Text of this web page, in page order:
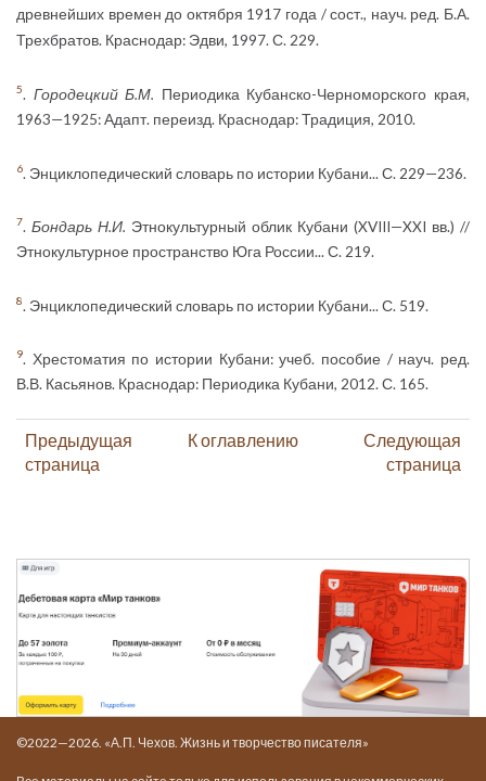
древнейших времен до октября 1917 года / сост., науч. ред. Б.А.
Трехбратов. Краснодар: Эдви, 1997. С. 229.
5. Городецкий Б.М. Периодика Кубанско-Черноморского края,
1963—1925: Адапт. переизд. Краснодар: Традиция, 2010.
6. Энциклопедический словарь по истории Кубани... С. 229—236.
7. Бондарь Н.И. Этнокультурный облик Кубани (XVIII—XXI вв.) //
Этнокультурное пространство Юга России... С. 219.
8 . Энциклопедический словарь по истории Кубани... С. 519.
9
. Хрестоматия по истории Кубани: учеб. пособие / науч. ред.
В.В. Касьянов. Краснодар: Периодика Кубани, 2012. С. 165.
Предыдущая
страница
К оглавлению
Следующая
страница
©2022—2026. «А.П. Чехов. Жизнь и творчество писателя»